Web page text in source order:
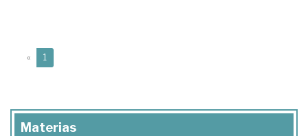
« 1
Materias